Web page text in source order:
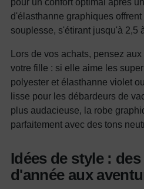
d'élasthanne graphiques
souplesse, s'étirant jusqu'à 2,5
Lors de vos achats, pensez
votre fille : si elle aime les
polyester et élasthanne violet
lisse pour les débardeurs de
plus audacieuse, la robe
parfaitement avec des tons
Idées de style :
d'année aux